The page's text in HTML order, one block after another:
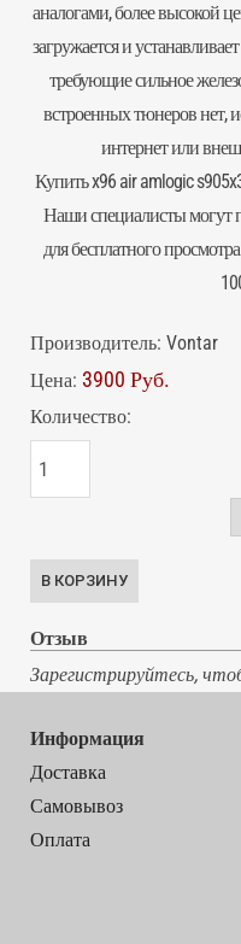
аналогами, более высокой
загружается и
требующие сильное
встроенных тюнеров нет,
интернет или
Купить x96 air amlogic
Наши специалисты могут
для бесплатного
Производитель: Vontar
Цена: 3900 Руб.
Количество:
Отзыв
Зарегистрируйтесь,
Информация
Доставка
Самовывоз
Оплата